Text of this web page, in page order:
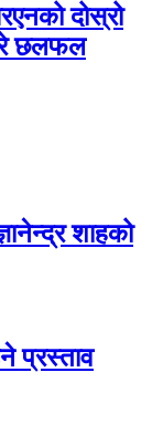
दोस्रो
छलफल
शाहको
प्रस्ताव